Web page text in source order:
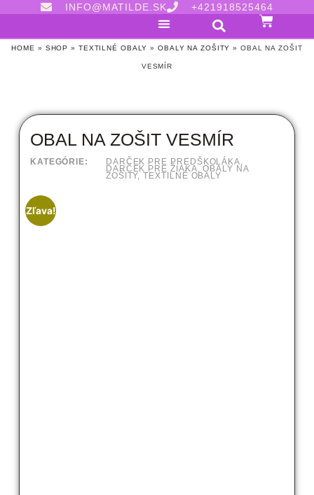
INFO@MATILDE.SK +421918525464
HOME » SHOP » TEXTILNÉ OBALY » OBALY NA ZOŠITY »OBAL NA ZOŠIT
VESMÍR
OBAL NA ZOŠIT VESMÍR
KATEGÓRIE: DARČEK PRE PREDŠKOLÁKA,
DARČEK PRE ŽIAKA,OBALY NA
ZOŠITY,TEXTILNÉ OBALY
Zľava!